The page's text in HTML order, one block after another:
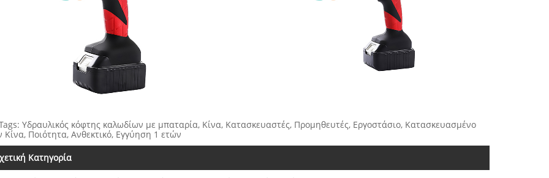
Υδραυλικός κόφτης καλωδίων με μπαταρία, Κίνα, Κατασκευαστές, Προμηθευτές, Εργοστάσιο, Κατασκευασμένο
Κίνα, Ποιότητα, Ανθεκτικό, Εγγύηση 1 ετών
Κατηγορία